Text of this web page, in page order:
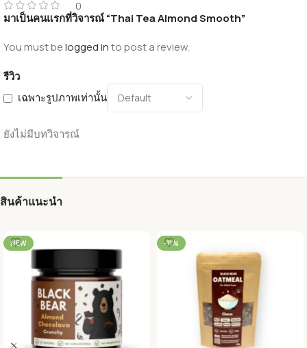
0
รีวิว
เฉพาะรูปภาพเท่านั้น
ยังไม่มีบทวิจารณ์
มาเป็นคนแรกที่วิจารณ์ “Thai Tea Almond Smooth”
You must belogged into post a review.
สินค้าแนะนำ
NEW -11%